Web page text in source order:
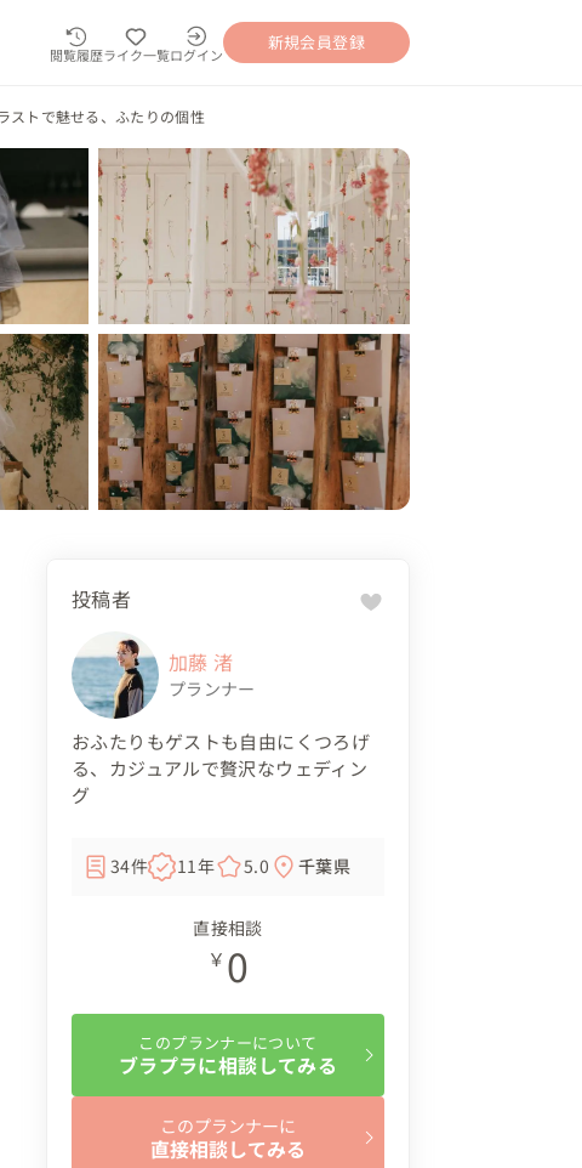
閲覧履歴ライク一覧ログイン
新規会員登録
ストで魅せる、ふたりの個性
投稿者
加藤 渚
プランナー
おふたりもゲストも自由にくつろげ
る、カジュアルで贅沢なウェディン
グ
34件 11年 5.0 千葉県
直接相談
￥ 0
このプランナーについて
ブラプラに相談してみる
このプランナーに
直接相談してみる